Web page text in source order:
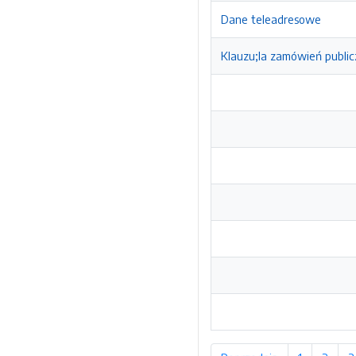
Dane teleadresowe
Klauzu;la zamówień